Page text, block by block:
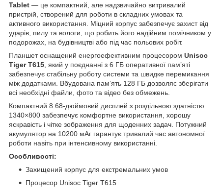
Tablet — це компактний, але надзвичайно витривалий
пристрій, створений для роботи в складних умовах та
активного використання. Міцний корпус забезпечує захист від
ударів, пилу та вологи, що робить його надійним помічником у
подорожах, на будівництві або під час польових робіт.
Планшет оснащений енергоефективним процесором Unisoc
Tiger T615 , який у поєднанні з 6 ГБ оперативної пам’яті
забезпечує стабільну роботу системи та швидке перемикання
між додатками. Вбудована пам’ять 128 ГБ дозволяє зберігати
всі необхідні файли, фото та відео без обмежень.
Компактний 8.68-дюймовий дисплей з роздільною здатністю
1340×800 забезпечує комфортне використання, хорошу
яскравість і чітке зображення для щоденних задач. Потужний
акумулятор на 10200 мАг гарантує тривалий час автономної
роботи навіть при інтенсивному використанні.
Особливості:
Захищений корпус для екстремальних умов
Процесор Unisoc Tiger T615